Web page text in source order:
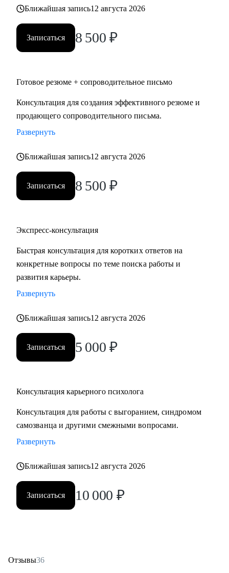
Ближайшая запись12 августа 2026
Записаться 8 500 ₽
Готовое резюме + сопроводительное письмо
Консультация для создания эффективного резюме и
продающего сопроводительного письма.
Развернуть
Ближайшая запись12 августа 2026
Записаться 8 500 ₽
Экспресс-консультация
Быстрая консультация для коротких ответов на
конкретные вопросы по теме поиска работы и
развития карьеры.
Развернуть
Ближайшая запись12 августа 2026
Записаться 5 000 ₽
Консультация карьерного психолога
Консультация для работы с выгоранием, синдромом
самозванца и другими смежными вопросами.
Развернуть
Ближайшая запись12 августа 2026
Записаться 10 000 ₽
Отзывы36